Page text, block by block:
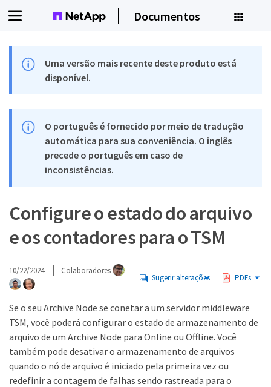
Documentos
Uma versão mais recente deste produto está
disponível.
O português é fornecido por meio de tradução
automática para sua conveniência. O inglês
precede o português em caso de
inconsistências.
Configure o estado do arquivo
e os contadores para o TSM
10/22/2024 Colaboradores
Sugerir alterações PDFs
Se o seu Archive Node se conetar a um servidor middleware
TSM, você poderá configurar o estado de armazenamento de
arquivo de um Archive Node para Online ou Offline. Você
também pode desativar o armazenamento de arquivos
quando o nó de arquivo é iniciado pela primeira vez ou
redefinir a contagem de falhas sendo rastreada para o